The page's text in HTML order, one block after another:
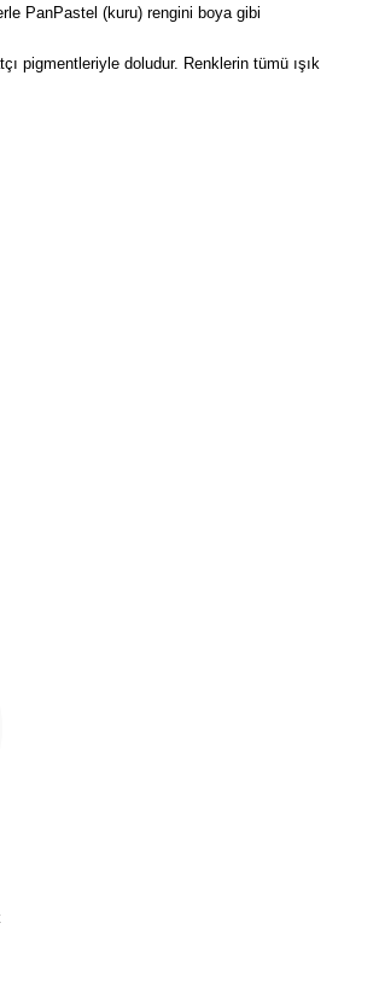
PanPastel (kuru) rengini boya gibi
pigmentleriyle doludur. Renklerin tümü ışık